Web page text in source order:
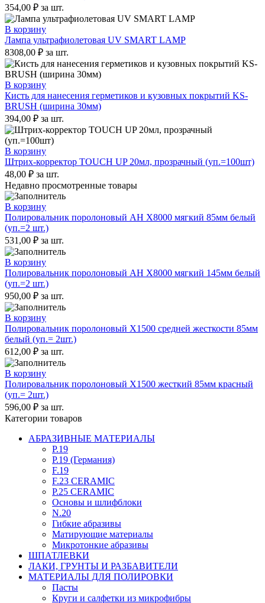
354,00 ₽ за шт.
В корзину
Лампа ультрафиолетовая UV SMART LAMP
8308,00 ₽ за шт.
В корзину
Кисть для нанесения герметиков и кузовных покрытий KS-
BRUSH (ширина 30мм)
394,00 ₽ за шт.
В корзину
Штрих-корректор TOUCH UP 20мл, прозрачный (уп.=100шт)
48,00 ₽ за шт.
Недавно просмотренные товары
В корзину
Полировальник поролоновый AH X8000 мягкий 85мм белый
(уп.=2 шт.)
531,00 ₽ за шт.
В корзину
Полировальник поролоновый AH X8000 мягкий 145мм белый
(уп.=2 шт.)
950,00 ₽ за шт.
В корзину
Полировальник поролоновый X1500 средней жесткости 85мм
белый (уп.= 2шт.)
612,00 ₽ за шт.
В корзину
Полировальник поролоновый X1500 жесткий 85мм красный
(уп.= 2шт.)
596,00 ₽ за шт.
Категории товаров
АБРАЗИВНЫЕ МАТЕРИАЛЫ
P.19
P.19 (Германия)
F.19
F.23 CERAMIC
P.25 CERAMIC
Основы и шлифблоки
N.20
Гибкие абразивы
Матирующие материалы
Микротонкие абразивы
ШПАТЛЕВКИ
ЛАКИ, ГРУНТЫ И РАЗБАВИТЕЛИ
МАТЕРИАЛЫ ДЛЯ ПОЛИРОВКИ
Пасты
Круги и салфетки из микрофибры